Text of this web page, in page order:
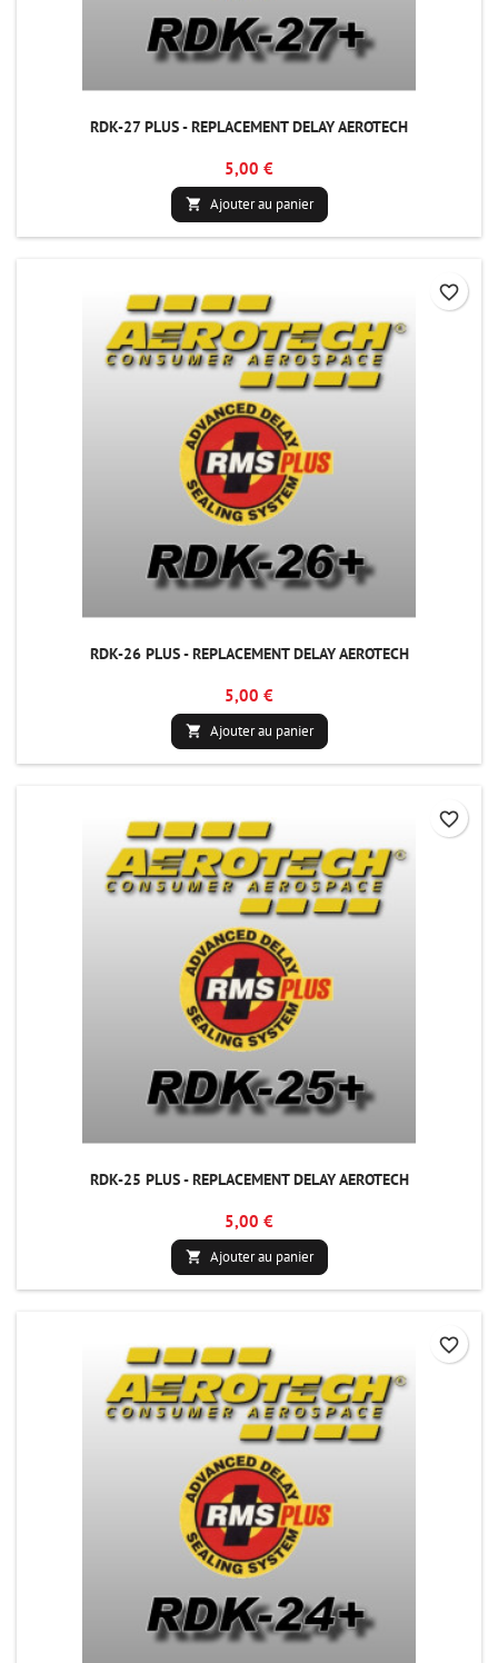
RDK-27 PLUS - REPLACEMENT DELAY AEROTECH
5,00 €
 Ajouter au panier
RDK-26 PLUS - REPLACEMENT DELAY AEROTECH
5,00 €
 Ajouter au panier
favorite_border
RDK-25 PLUS - REPLACEMENT DELAY AEROTECH
5,00 €
 Ajouter au panier
favorite_border
favorite_border